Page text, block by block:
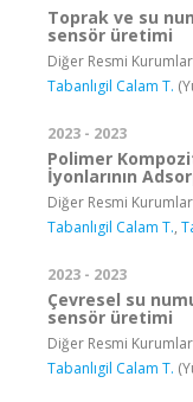
Toprak ve su
sensör üretimi
Diğer Resmi
Tabanlıgil Calam T.
2023 - 2023
Polimer
İyonlarının
Diğer Resmi
Tabanlıgil Calam T.,
2023 - 2023
Çevresel su
sensör üretimi
Diğer Resmi
Tabanlıgil Calam T.